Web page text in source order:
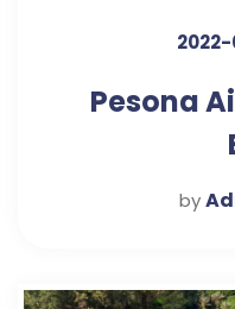
2022-
Pesona
by